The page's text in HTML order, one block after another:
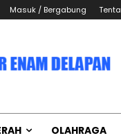
Masuk / Bergabung
OLAHRAGA